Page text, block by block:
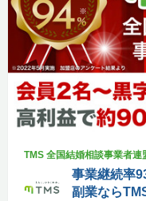
TMS 全国結婚相談事業者連
事業継続率
副業なら